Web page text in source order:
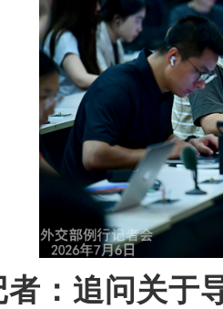
者：追问关于